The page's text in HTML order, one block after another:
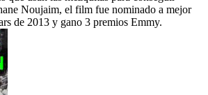
Noujaim, el film fue nominado a mejor
de 2013 y gano 3 premios Emmy.